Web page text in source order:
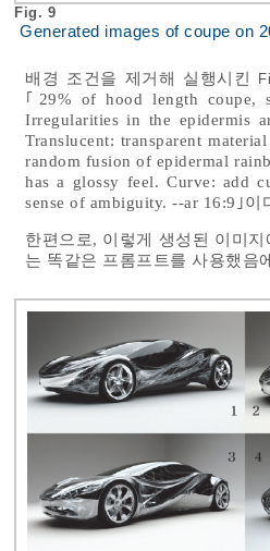
Fig. 9
Generated images of coupe on
배경 조건을 제거해 실행시킨
｢29% of hood length coupe,
Irregularities in the epidermis
Translucent: transparent
random fusion of epidermal
has a glossy feel. Curve: add
sense of ambiguity. --ar 16:9｣이
한편으로, 이렇게 생성된 이미
는 똑같은 프롬프트를 사용했음